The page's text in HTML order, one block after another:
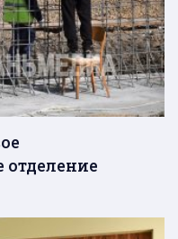
отделение